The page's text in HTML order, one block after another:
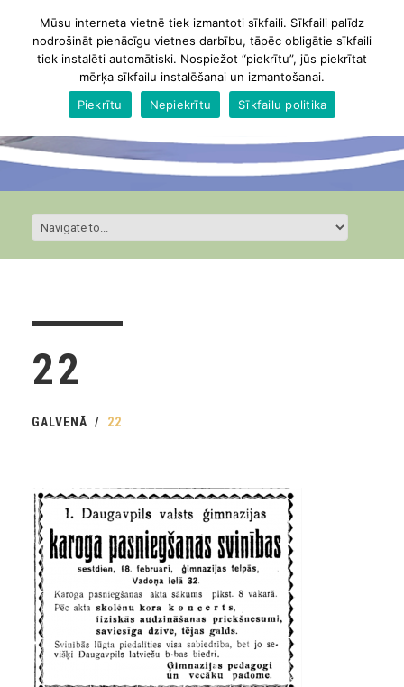
22
GALVENĀ 22
Mūsu interneta vietnē tiek izmantoti sīkfaili. Sīkfaili palīdz
nodrošināt pienācīgu vietnes darbību, tāpēc obligātie sīkfaili
tiek instalēti automātiski. Nospiežot “piekrītu”, jūs piekrītat
mērķa sīkfailu instalēšanai un izmantošanai.
Piekrītu
Nepiekrītu Sīkfailu politika